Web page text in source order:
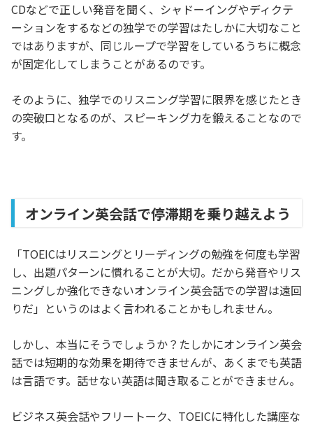
CDなどで正しい発音を聞く、シャドーイングやディクテ
ーションをするなどの独学での学習はたしかに大切なこと
ではありますが、同じループで学習をしているうちに概念
が固定化してしまうことがあるのです。
そのように、独学でのリスニング学習に限界を感じたとき
の突破口となるのが、スピーキング力を鍛えることなので
す。
オンライン英会話で停滞期を乗り越えよう
「TOEICはリスニングとリーディングの勉強を何度も学習
し、出題パターンに慣れることが大切。だから発音やリス
ニングしか強化できないオンライン英会話での学習は遠回
りだ」というのはよく言われることかもしれません。
しかし、本当にそうでしょうか？たしかにオンライン英会
話では短期的な効果を期待できませんが、あくまでも英語
は言語です。話せない英語は聞き取ることができません。
ビジネス英会話やフリートーク、TOEICに特化した講座な